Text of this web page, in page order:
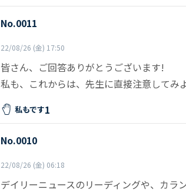
No.0011
22/08/26 (金) 17:50
皆さん、ご回答ありがとうございます!
私も、これからは、先生に直接注意してみ
私もです1
No.0010
22/08/26 (金) 06:18
デイリーニュースのリーディングや、カラ